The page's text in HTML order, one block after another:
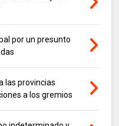
por un presunto
las provincias
a los gremios